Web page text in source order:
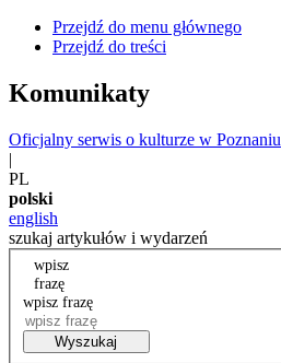
Przejdź do menu głównego
Przejdź do treści
Komunikaty
Oficjalny serwis o kulturze w Poznaniu
|
PL
polski
english
szukaj artykułów i wydarzeń
wpisz
frazę
wpisz frazę
Wyszukaj